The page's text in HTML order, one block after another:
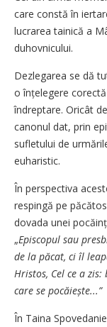
care constă în
lucrarea tainică a
duhovnicului.
Dezlegarea se dă
o înțe­le­gere
îndreptare. Oricât
canonul dat, prin
sufletului de
euharistic.
În perspectiva
respingă pe
dovada unei
„Episcopul sau
de la păcat, ci îl
Hristos, Cel ce a
care se pocăiește...”
În Taina